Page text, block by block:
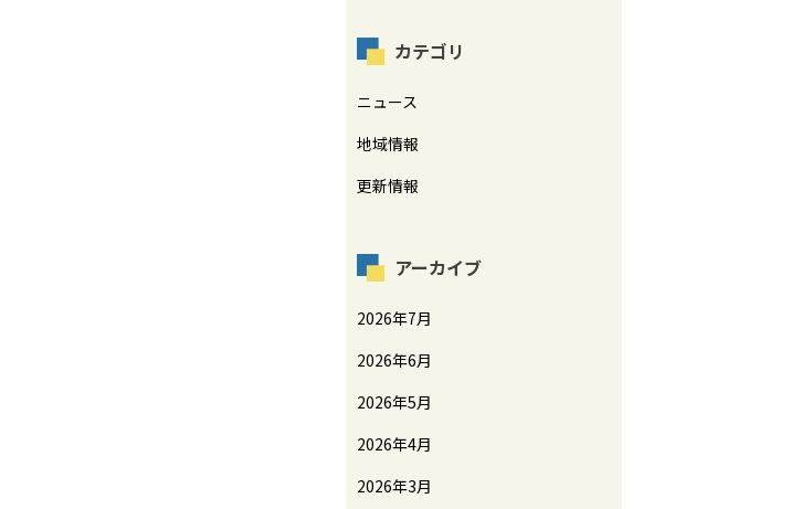
カテゴリ
ニュース
地域情報
更新情報
アーカイブ
2026年7月
2026年6月
2026年5月
2026年4月
2026年3月